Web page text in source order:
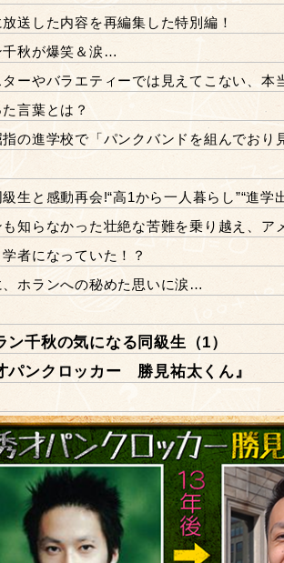
送した内容を再編集した特別編！
千秋が爆笑＆涙…
ターやバラエティーでは見えてこない、本
言葉とは？
の進学校で「パンクバンドを組んでおり
級生と感動再会!“高1から一人暮らし”“進
知らなかった壮絶な苦難を乗り越え、ア
学者になっていた！？
、ホランへの秘めた思いに涙…
千秋の気になる同級生（1）
パンクロッカー 勝見祐太くん』